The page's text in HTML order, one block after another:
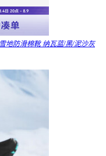
地防滑棉靴 纳瓦蓝/黑/泥沙灰